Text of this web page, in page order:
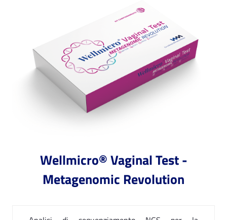
Wellmicro® Vaginal Test -
Metagenomic Revolution